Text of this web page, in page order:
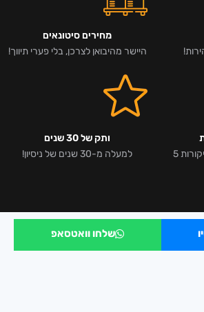
מחירים סיטונאים
היישר מהיבואן לצרכן, בלי פערי תיווך!
אלפי לקוחות מרוצים וביקורות 5
ותק של 30 שנים
למעלה מ-30 שנים של ניסיון!
שלחו וואטסאפ